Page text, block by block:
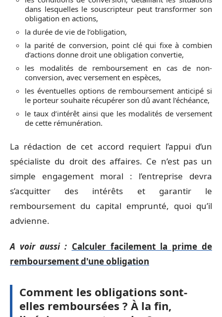
dans lesquelles le souscripteur peut transformer son
obligation en actions,
la durée de vie de l’obligation,
la parité de conversion, point clé qui fixe à combien
d’actions donne droit une obligation convertie,
les modalités de remboursement en cas de non-
conversion, avec versement en espèces,
les éventuelles options de remboursement anticipé si
le porteur souhaite récupérer son dû avant l’échéance,
le taux d’intérêt ainsi que les modalités de versement
de cette rémunération.
La rédaction de cet accord requiert l’appui d’un
spécialiste du droit des affaires. Ce n’est pas un
simple engagement moral : l’entreprise devra
s’acquitter des intérêts et garantir le
remboursement du capital emprunté, quoi qu’il
advienne.
A voir aussi : Calculer facilement la prime de
remboursement d'une obligation
Comment les obligations sont-
elles remboursées ? À la fin,